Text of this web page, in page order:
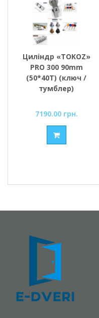
Циліндр «TOKOZ»
PRO 300 90mm
(50*40T) (ключ /
тумблер)
7190.00 грн.